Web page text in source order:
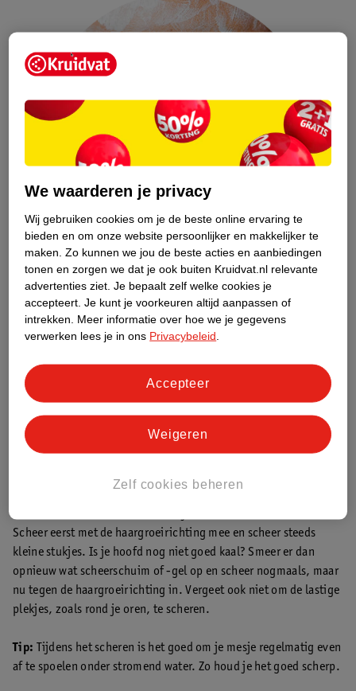
Stap 4: scheer je hoofd kaal
Pak een scherp scheermesje en begin met het scheren van je
hoofd. Zorg voor een gelijkmatige druk en haal het mesje met
zachte bewegingen over je hoofdhuid. Het maakt niet zoveel uit
aan welke kant je begint, doe wat voor jou het prettigst voelt.
Met je vrije hand voel je waar de haartjes nog zitten en welke
delen je dus nog moet scheren.
Scheer eerst met de haargroeirichting mee en scheer steeds
kleine stukjes. Is je hoofd nog niet goed kaal? Smeer er dan
opnieuw wat scheerschuim of -gel op en scheer nogmaals, maar
nu tegen de haargroeirichting in. Vergeet ook niet om de lastige
plekjes, zoals rond je oren, te scheren.
Tip:
Tijdens het scheren is het goed om je mesje regelmatig even
af te spoelen onder stromend water. Zo houd je het goed scherp.
We waarderen je privacy
Wij gebruiken cookies om je de beste online ervaring te
bieden en om onze website persoonlijker en makkelijker te
maken. Zo kunnen we jou de beste acties en aanbiedingen
tonen en zorgen we dat je ook buiten Kruidvat.nl relevante
advertenties ziet. Je bepaalt zelf welke cookies je
accepteert. Je kunt je voorkeuren altijd aanpassen of
intrekken.
Meer informatie over hoe we je gegevens
verwerken lees je in ons Privacybeleid
Zelf cookies beheren
Weigeren
Accepteer